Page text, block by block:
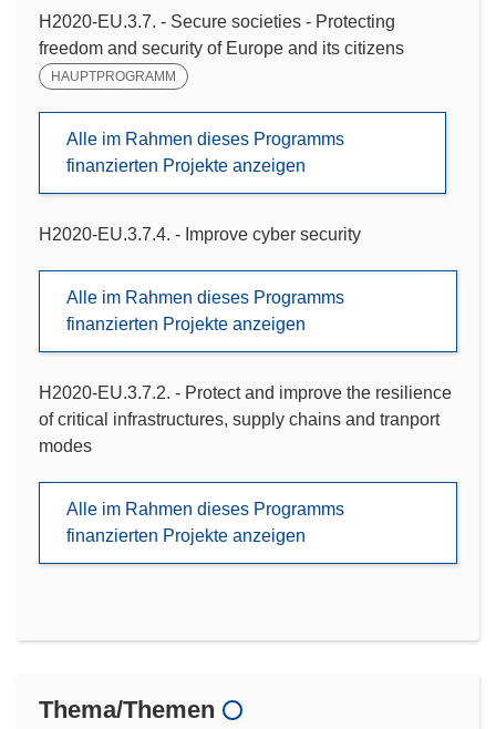
H2020-EU.3.7. - Secure societies - Protecting
freedom and security of Europe and its citizens
HAUPTPROGRAMM
Alle im Rahmen dieses Programms
finanzierten Projekte anzeigen
H2020-EU.3.7.4. - Improve cyber security
Alle im Rahmen dieses Programms
finanzierten Projekte anzeigen
H2020-EU.3.7.2. - Protect and improve the resilience
of critical infrastructures, supply chains and tranport
modes
Alle im Rahmen dieses Programms
finanzierten Projekte anzeigen
Thema/Themen